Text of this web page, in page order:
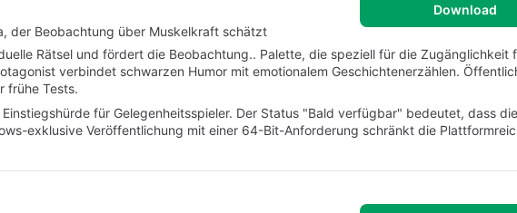
der Beobachtung über Muskelkraft schätzt
Download
Rätsel und fördert die Beobachtung.. Palette, die speziell für die Zugänglichkeit
verbindet schwarzen Humor mit emotionalem Geschichtenerzählen.
frühe Tests.
für Gelegenheitsspieler. Der Status "Bald verfügbar" bedeutet, dass die
exklusive Veröffentlichung mit einer 64-Bit-Anforderung schränkt die